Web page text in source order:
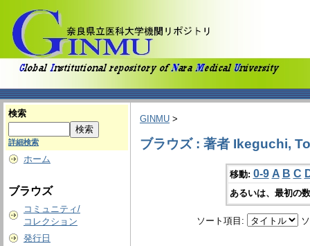
検索
詳細検索
ホーム
ブラウズ
コミュニティ/
コレクション
発行日
GINMU >
ブラウズ : 著者 Ikeguchi,
移動: 0-9 A B C
あるいは、最初の
ソート項目: